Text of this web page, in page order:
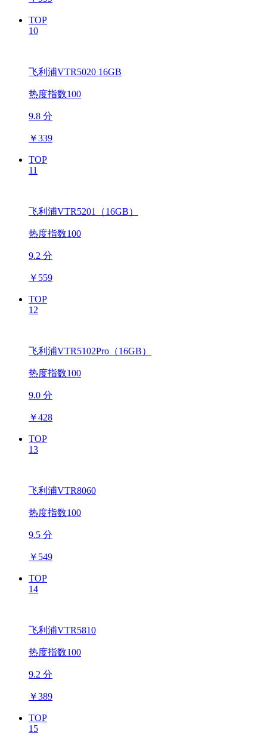
TOP
10
飞利浦VTR5020 16GB
热度指数100
9.8 分
￥339
TOP
11
飞利浦VTR5201（16GB）
热度指数100
9.2 分
￥ 559
TOP
12
飞利浦VTR5102Pro（16GB）
热度指数100
9.0 分
￥428
TOP
13
飞利浦VTR8060
热度指数100
9.5 分
￥ 549
TOP
14
飞利浦VTR5810
热度指数100
9.2 分
￥389
TOP
15